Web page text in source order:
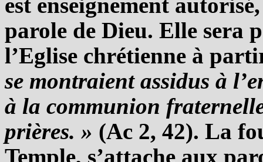
parole de Dieu. Elle sera
l’Eglise chrétienne à
se montraient assidus à
à la communion
prières. » (Ac 2, 42). La
Temple, s’attache aux